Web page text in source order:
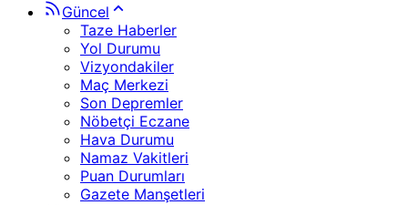
Güncel
Taze Haberler
Yol Durumu
Vizyondakiler
Maç Merkezi
Son Depremler
Nöbetçi Eczane
Hava Durumu
Namaz Vakitleri
Puan Durumları
Gazete Manşetleri